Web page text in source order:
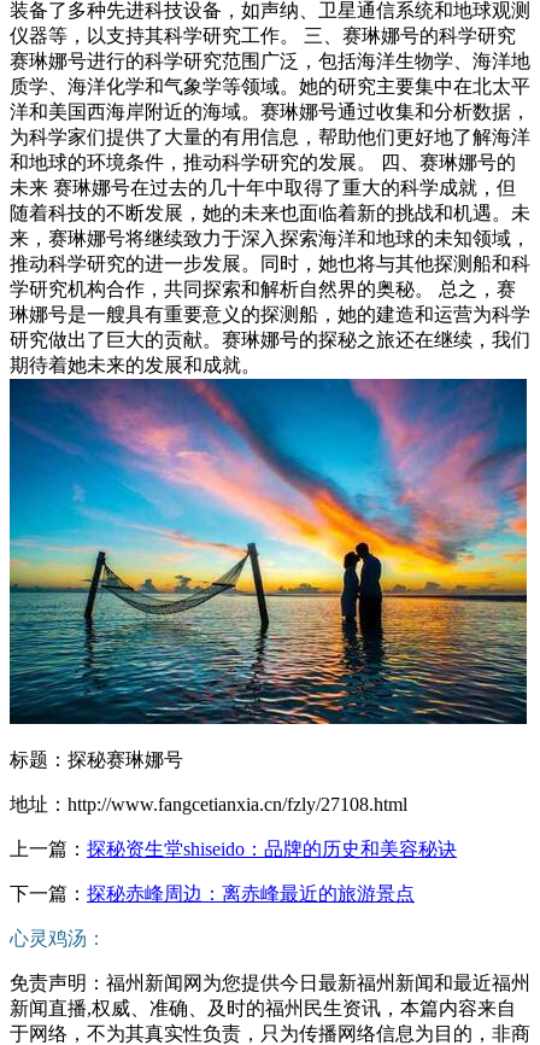
装备了多种先进科技设备，如声纳、卫星通信系统和地球观测
仪器等，以支持其科学研究工作。 三、赛琳娜号的科学研究
赛琳娜号进行的科学研究范围广泛，包括海洋生物学、海洋地
质学、海洋化学和气象学等领域。她的研究主要集中在北太平
洋和美国西海岸附近的海域。赛琳娜号通过收集和分析数据，
为科学家们提供了大量的有用信息，帮助他们更好地了解海洋
和地球的环境条件，推动科学研究的发展。 四、赛琳娜号的
未来 赛琳娜号在过去的几十年中取得了重大的科学成就，但
随着科技的不断发展，她的未来也面临着新的挑战和机遇。未
来，赛琳娜号将继续致力于深入探索海洋和地球的未知领域，
推动科学研究的进一步发展。同时，她也将与其他探测船和科
学研究机构合作，共同探索和解析自然界的奥秘。 总之，赛
琳娜号是一艘具有重要意义的探测船，她的建造和运营为科学
研究做出了巨大的贡献。赛琳娜号的探秘之旅还在继续，我们
期待着她未来的发展和成就。
标题：探秘赛琳娜号
地址：http://www.fangcetianxia.cn/fzly/27108.html
上一篇： 探秘资生堂shiseido：品牌的历史和美容秘诀
下一篇： 探秘赤峰周边：离赤峰最近的旅游景点
心灵鸡汤：
免责声明：福州新闻网为您提供今日最新福州新闻和最近福州
新闻直播,权威、准确、及时的福州民生资讯，本篇内容来自
于网络，不为其真实性负责，只为传播网络信息为目的，非商